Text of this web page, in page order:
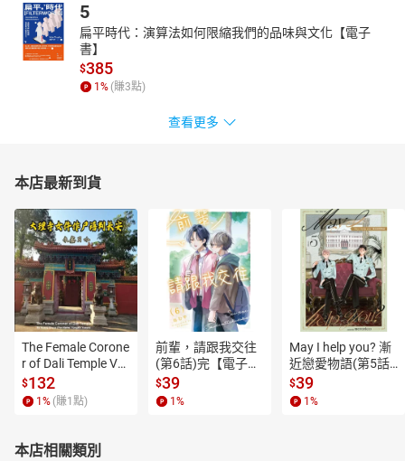
5
扁平時代：演算法如何限縮我們的品味與文化【電子
書】
$385
1 % (賺3點)
查看更多
本店最新到貨
The Female Corone
r of Dali Temple Vo
l.6【有聲書】
$132
1 % (賺1 點)
前輩，請跟我交往
(第6話)完【電子
書】
$39
1 %
May I help you? 漸
近戀愛物語(第5話)
【電子書】
$39
1 %
本店相關類別